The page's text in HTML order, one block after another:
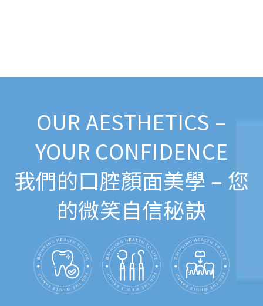
OUR AESTHETICS –
YOUR CONFIDENCE
我們的口腔顏面美學 – 您
的微笑自信秘訣